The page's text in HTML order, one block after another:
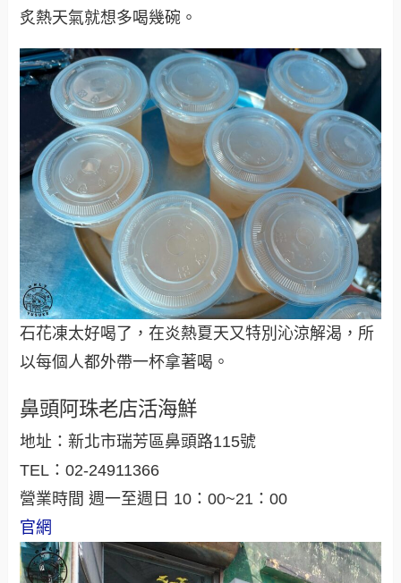
炙熱天氣就想多喝幾碗。
石花凍太好喝了，在炎熱夏天又特別沁涼解渴，所
以每個人都外帶一杯拿著喝。
鼻頭阿珠老店活海鮮
地址：新北市瑞芳區鼻頭路115號
TEL：02-24911366
營業時間 週一至週日 10：00~21：00
官網